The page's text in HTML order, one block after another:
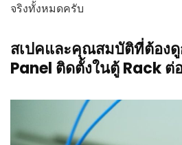
จริงทั้งหมดครับ
สเปคและคุณสมบัติที่ต้อง
Panel ติดตั้งในตู้ Rack ต่